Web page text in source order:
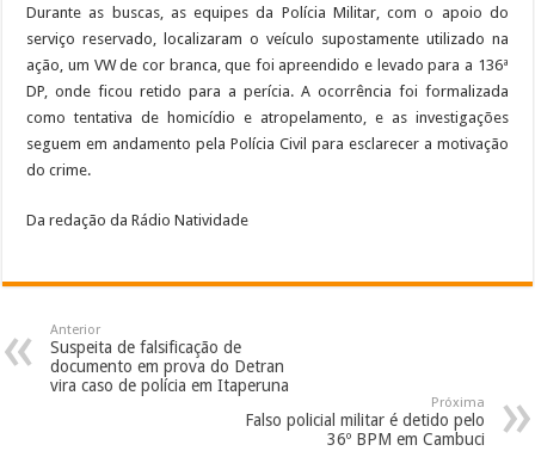
Durante as buscas, as equipes da Polícia Militar, com o apoio do
serviço reservado, localizaram o veículo supostamente utilizado na
ação, um VW de cor branca, que foi apreendido e levado para a 136ª
DP, onde ficou retido para a perícia. A ocorrência foi formalizada
como tentativa de homicídio e atropelamento, e as investigações
seguem em andamento pela Polícia Civil para esclarecer a motivação
do crime.
Da redação da Rádio Natividade
Anterior
Suspeita de falsificação de
documento em prova do Detran
vira caso de polícia em Itaperuna
Próxima
Falso policial militar é detido pelo
36º BPM em Cambuci